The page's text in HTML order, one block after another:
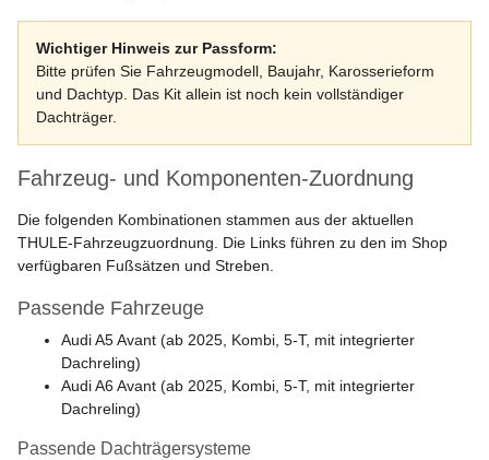
Wichtiger Hinweis zur Passform:
Bitte prüfen Sie Fahrzeugmodell, Baujahr, Karosserieform
und Dachtyp. Das Kit allein ist noch kein vollständiger
Dachträger.
Fahrzeug- und Komponenten-Zuordnung
Die folgenden Kombinationen stammen aus der aktuellen
THULE-Fahrzeugzuordnung. Die Links führen zu den im Shop
verfügbaren Fußsätzen und Streben.
Passende Fahrzeuge
Audi A5 Avant (ab 2025, Kombi, 5-T, mit integrierter
Dachreling)
Audi A6 Avant (ab 2025, Kombi, 5-T, mit integrierter
Dachreling)
Passende Dachträgersysteme